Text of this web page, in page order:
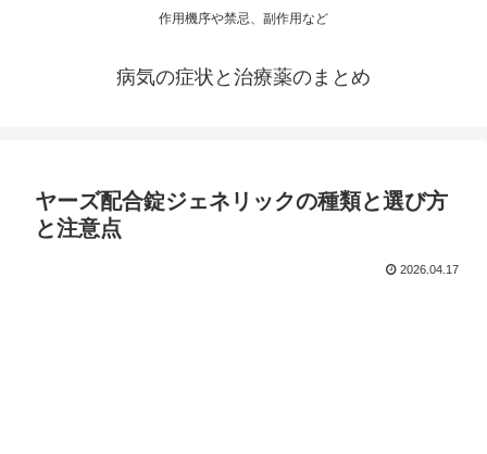
作用機序や禁忌、副作用など
病気の症状と治療薬のまとめ
ヤーズ配合錠ジェネリックの種類と選び方
と注意点
2026.04.17